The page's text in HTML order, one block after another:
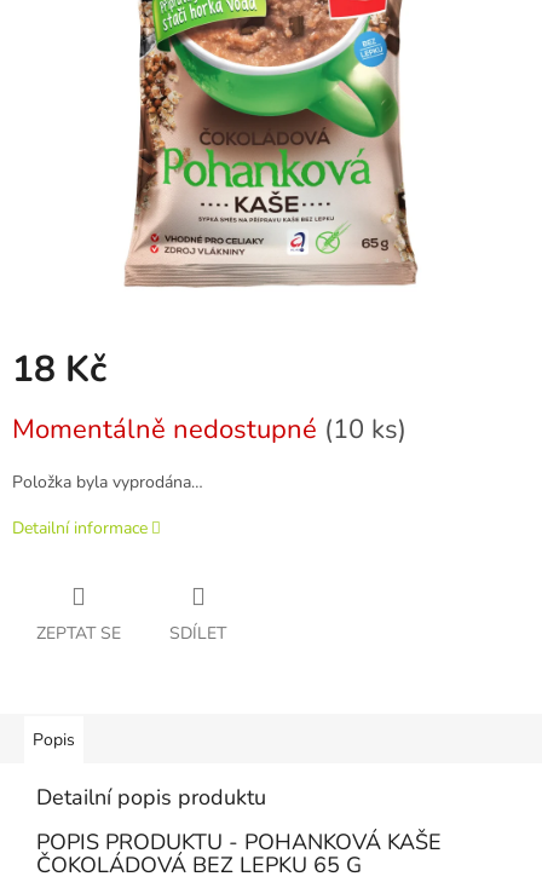
18 Kč
cena:
Momentálně nedostupné (10 ks)
Položka byla vyprodána…
Detailní informace
ZEPTAT SE SDÍLET
Popis
Detailní popis produktu
POPIS PRODUKTU - POHANKOVÁ KAŠE
ČOKOLÁDOVÁ BEZ LEPKU 65 G